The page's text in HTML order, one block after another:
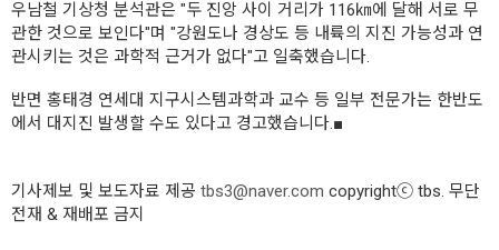
우남철 기상청 분석관은 "두 진앙 사이 거리가 116㎞에 달해 서로 무
관한 것으로 보인다"며 "강원도나 경상도 등 내륙의 지진 가능성과 연
관시키는 것은 과학적 근거가 없다"고 일축했습니다.
반면 홍태경 연세대 지구시스템과학과 교수 등 일부 전문가는 한반도
에서 대지진 발생할 수도 있다고 경고했습니다.■
기사제보 및 보도자료 제공 tbs3@naver.com copyrightⓒ tbs. 무단
전재 & 재배포 금지